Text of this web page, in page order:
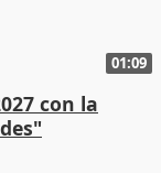
01:09
con la